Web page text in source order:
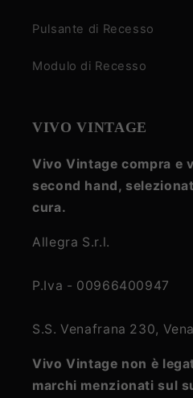
Pulsante di Recesso
Modulo di Recesso
VIVO VINTAGE
Vivo Vintage compra e
second hand,
cura.
Allegra S.r.l.
P.Iva - 00966400947
S.S. Venafrana 230,
Vivo Vintage non è
marchi menzionati sul